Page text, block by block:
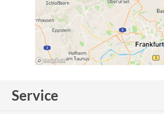
Service